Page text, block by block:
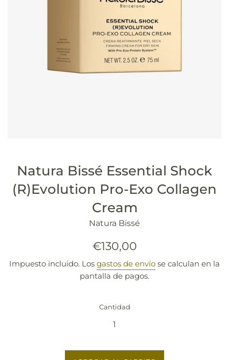
Natura Bissé Essential Shock
(R)Evolution Pro-Exo Collagen
Cream
Natura Bissé
Precio
€130,00
Impuesto incluido. Los gastos de envío se calculan en la
pantalla de pagos.
Cantidad